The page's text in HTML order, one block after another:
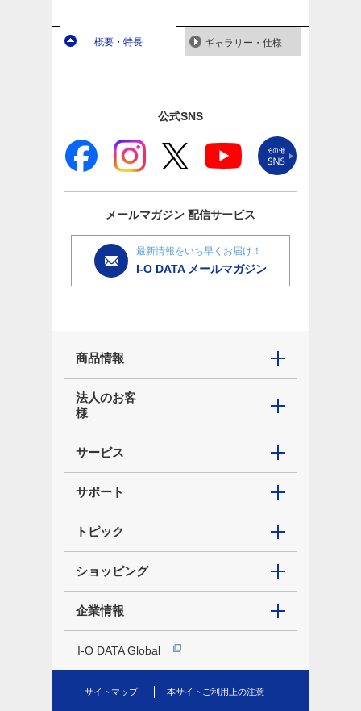
概要・特長 ギャラリー・仕様
公式SNS
メールマガジン 配信サービス
最新情報をいち早くお届け！
I-O DATA メールマガジン
商品情報
法人のお客
様
サービス
サポート
トピック
ショッピング
企業情報
I-O DATA Global
サイトマップ 本サイトご利用上の注意